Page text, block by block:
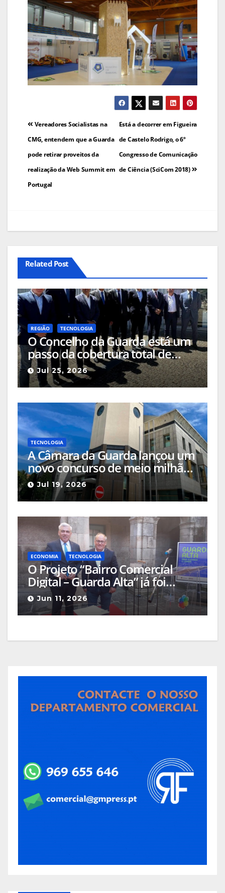
Navegação
de
artigos
Está a decorrer em Figueira
de Castelo Rodrigo, o 6º
Congresso de Comunicação
de Ciência (SciCom 2018)
Vereadores Socialistas na
CMG, entendem que a Guarda
pode retirar proveitos da
realização da Web Summit em
Portugal
Related Post
REGIÃO TECNOLOGIA
O Concelho da Guarda está um
passo da cobertura total de
fibra ótica e atingirá 99% dos
fogos habitacionais
Jul 25, 2026
TECNOLOGIA
A Câmara da Guarda lançou um
novo concurso de meio milhão
de euros para reforçar
cibersegurança da autarquia
Jul 19, 2026
ECONOMIA TECNOLOGIA
O Projeto “Bairro Comercial
Digital – Guarda Alta” já foi
apresentado e promete
transformar o centro da cidade
Jun 11, 2026